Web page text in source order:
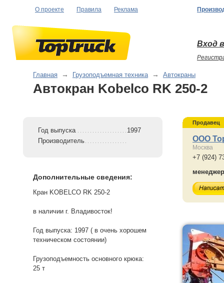
О проекте Правила Реклама
Вход
Главная → Грузоподъемная техника → Автокраны
Автокран Kobelco RK 250-2
Год выпуска
1997
Производитель
Дополнительные сведения:
Кран KOBELCO RK 250-2
в наличии г. Владивосток!
Год выпуска: 1997 ( в очень хорошем
техническом состоянии)
Грузоподъемность основного крюка:
25 т
Продавец
ООО
Москва
+7 (924)
менеджер